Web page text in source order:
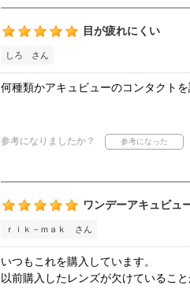
目が疲れにくい
しろ さん
何種類かアキュビューのコンタクト
参考になりましたか？
ワンデーアキュビュ
ｒｉｋ－ｍａｋ さん
いつもこれを購入しています。
以前購入したレンズが欠けているこ